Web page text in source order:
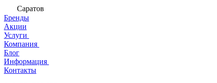
Саратов
Бренды
Акции
Услуги
Компания
Блог
Информация
Контакты